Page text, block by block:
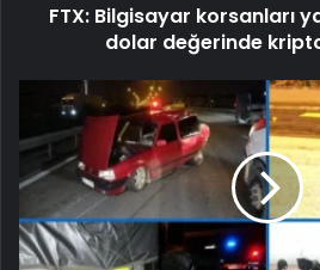
FTX: Bilgisayar korsanları
dolar değerinde